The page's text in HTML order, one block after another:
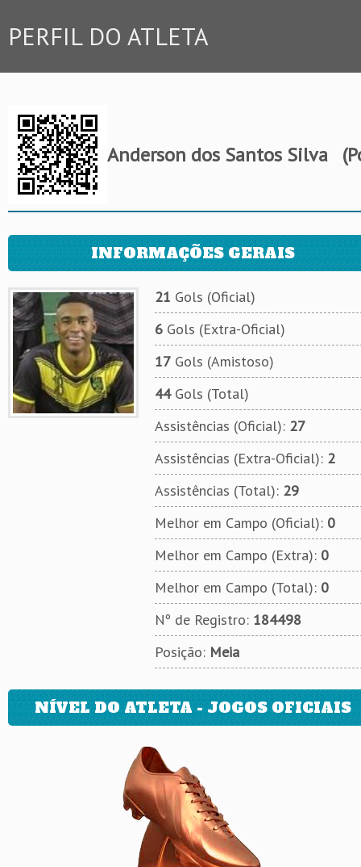
PERFIL DO ATLETA
Anderson dos Santos Silva
INFORMAÇÕES GERAIS
21 Gols (Oficial)
6Gols (Extra-Oficial)
17Gols (Amistoso)
44Gols (Total)
Assistências (Oficial): 27
Assistências (Extra-Oficial): 2
Assistências (Total): 29
Melhor em Campo (Oficial): 0
Melhor em Campo (Extra): 0
Melhor em Campo (Total): 0
Nº de Registro: 184498
Posição: Meia
NÍVEL DO ATLETA - JOGOS OFICIAIS